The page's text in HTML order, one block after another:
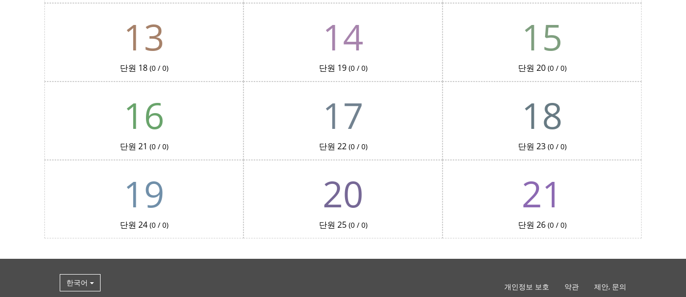
13
단원 18 (0 / 0)
14
단원 19 (0 / 0)
15
단원 20 (0 / 0)
16
단원 21 (0 / 0)
17
단원 22 (0 / 0)
18
단원 23 (0 / 0)
19
단원 24 (0 / 0)
20
단원 25 (0 / 0)
21
단원 26 (0 / 0)
한국어 개인정보 보호 약관 제안, 문의